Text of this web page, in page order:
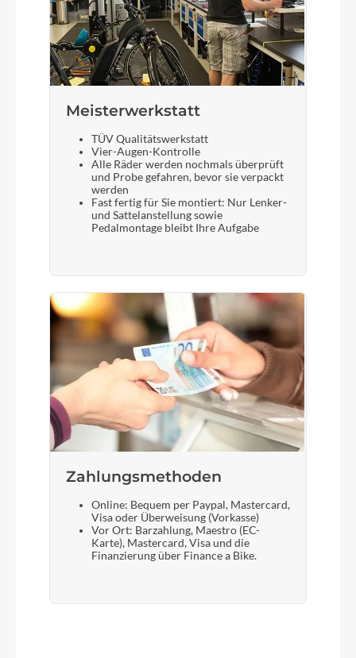
Meisterwerkstatt
TÜV Qualitätswerkstatt
Vier-Augen-Kontrolle
Alle Räder werden nochmals überprüft
und Probe gefahren, bevor sie verpackt
werden
Fast fertig für Sie montiert: Nur Lenker-
und Sattelanstellung sowie
Pedalmontage bleibt Ihre Aufgabe
Zahlungsmethoden
Online: Bequem per Paypal, Mastercard,
Visa oder Überweisung (Vorkasse)
Vor Ort: Barzahlung, Maestro (EC-
Karte), Mastercard, Visa und die
Finanzierung über Finance a Bike.